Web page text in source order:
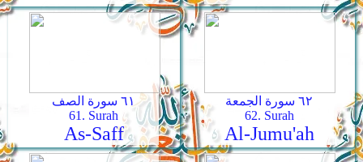
٦١ سورة الصف
61. Surah
As-Saff
٦٢ سورة الجمعة
62. Surah
Al-Jumu'ah